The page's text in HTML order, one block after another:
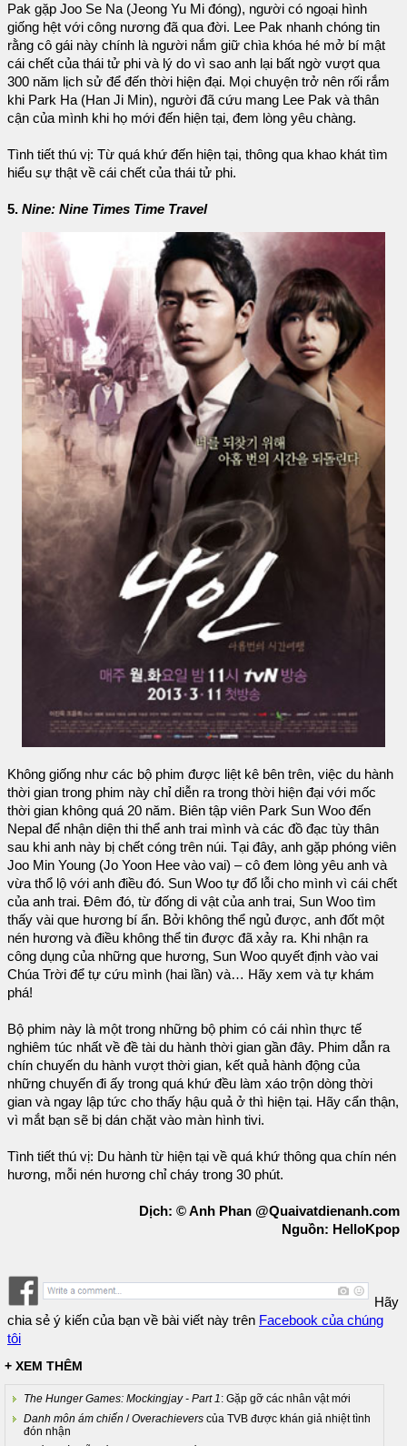
Pak gặp Joo Se Na (Jeong Yu Mi đóng), người có ngoại hình
giống hệt với công nương đã qua đời. Lee Pak nhanh chóng tin
rằng cô gái này chính là người nắm giữ chìa khóa hé mở bí mật
cái chết của thái tử phi và lý do vì sao anh lại bất ngờ vượt qua
300 năm lịch sử để đến thời hiện đại. Mọi chuyện trở nên rối rắm
khi Park Ha (Han Ji Min), người đã cứu mang Lee Pak và thân
cận của mình khi họ mới đến hiện tại, đem lòng yêu chàng.
Tình tiết thú vị: Từ quá khứ đến hiện tại, thông qua khao khát tìm
hiểu sự thật về cái chết của thái tử phi.
5. Nine: Nine Times Time Travel
Không giống như các bộ phim được liệt kê bên trên, việc du hành
thời gian trong phim này chỉ diễn ra trong thời hiện đại với mốc
thời gian không quá 20 năm. Biên tập viên Park Sun Woo đến
Nepal để nhận diện thi thể anh trai mình và các đồ đạc tùy thân
sau khi anh này bị chết cóng trên núi. Tại đây, anh gặp phóng viên
Joo Min Young (Jo Yoon Hee vào vai) – cô đem lòng yêu anh và
vừa thổ lộ với anh điều đó. Sun Woo tự đổ lỗi cho mình vì cái chết
của anh trai. Đêm đó, từ đống di vật của anh trai, Sun Woo tìm
thấy vài que hương bí ẩn. Bởi không thể ngủ được, anh đốt một
nén hương và điều không thể tin được đã xảy ra. Khi nhận ra
công dụng của những que hương, Sun Woo quyết định vào vai
Chúa Trời để tự cứu mình (hai lần) và… Hãy xem và tự khám
phá!
Bộ phim này là một trong những bộ phim có cái nhìn thực tế
nghiêm túc nhất về đề tài du hành thời gian gần đây. Phim dẫn ra
chín chuyến du hành vượt thời gian, kết quả hành động của
những chuyến đi ấy trong quá khứ đều làm xáo trộn dòng thời
gian và ngay lập tức cho thấy hậu quả ở thì hiện tại. Hãy cẩn thận,
vì mắt bạn sẽ bị dán chặt vào màn hình tivi.
Tình tiết thú vị: Du hành từ hiện tại về quá khứ thông qua chín nén
hương, mỗi nén hương chỉ cháy trong 30 phút.
Dịch: © Anh Phan @Quaivatdienanh.com
Nguồn: HelloKpop
Hãy
chia sẻ ý kiến của bạn về bài viết này trên Facebook của chúng
tôi
+ XEM THÊM
The Hunger Games: Mockingjay - Part 1: Gặp gỡ các nhân vật mới
Danh môn ám chiến /Overachievers của TVB được khán giả nhiệt tình
đón nhận